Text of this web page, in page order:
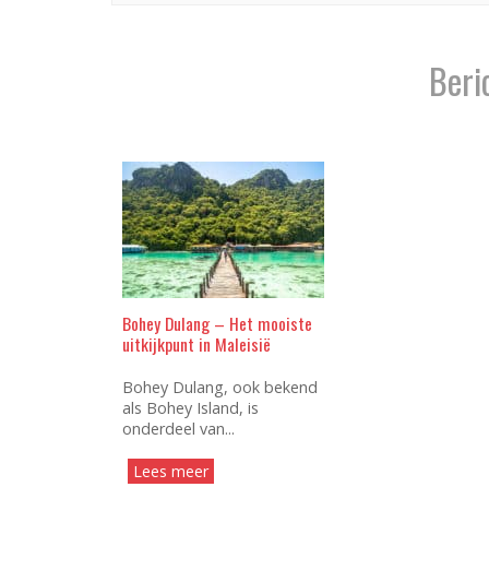
Bohey Dulang – Het mooiste
uitkijkpunt in Maleisië
Bohey Dulang, ook bekend
als Bohey Island, is
onderdeel van...
Lees meer